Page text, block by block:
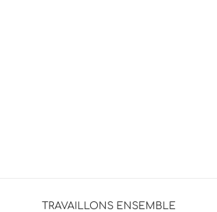
TRAVAILLONS ENSEMBLE